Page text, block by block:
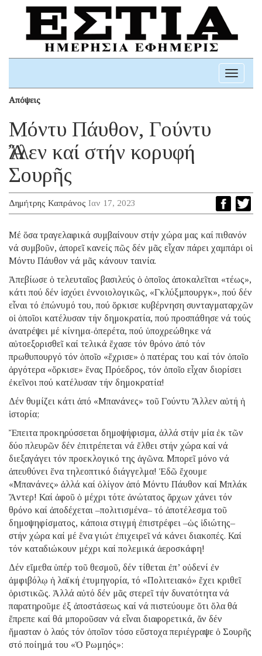
Toggle
Απόψεις
Μόντυ Πάυθον, Γούντυ
Ἄλλεν καί στήν κορυφή
Σουρῆς
Δημήτρης Καπράνος Ιαν 17, 2023
Μέ ὅσα τραγελαφικά συμβαίνουν στήν χώρα μας καί πιθανόν
νά συμβοῦν, ἀπορεῖ κανείς πῶς δέν μᾶς εἶχαν πάρει χαμπάρι οἱ
Μόντυ Πάυθον νά μᾶς κάνουν ταινία.
Ἀπεβίωσε ὁ τελευταῖος βασιλεύς ὁ ὁποῖος ἀποκαλεῖται «τέως»,
κάτι πού δέν ἰσχύει ἐννοιολογικῶς, «Γκλύξμπουργκ», πού δέν
εἶναι τό ἐπώνυμό του, πού ὅρκισε κυβέρνηση συνταγματαρχῶν
οἱ ὁποῖοι κατέλυσαν τήν δημοκρατία, πού προσπάθησε νά τούς
ἀνατρέψει μέ κίνημα-ὀπερέτα, πού ὑποχρεώθηκε νά
αὐτοεξορισθεῖ καί τελικά ἔχασε τόν θρόνο ἀπό τόν
πρωθυπουργό τόν ὁποῖο «ἔχρισε» ὁ πατέρας του καί τόν ὁποῖο
ἀργότερα «ὅρκισε» ἕνας Πρόεδρος, τόν ὁποῖο εἶχαν διορίσει
ἐκεῖνοι πού κατέλυσαν τήν δημοκρατία!
Δέν θυμίζει κάτι ἀπό «Μπανάνες» τοῦ Γούντυ Ἄλλεν αὐτή ἡ
ἱστορία;
Ἔπειτα προκηρύσσεται δημοψήφισμα, ἀλλά στήν μία ἐκ τῶν
δύο πλευρῶν δέν ἐπιτρέπεται νά ἔλθει στήν χώρα καί νά
διεξαγάγει τόν προεκλογικό της ἀγῶνα. Μπορεῖ μόνο νά
ἀπευθύνει ἕνα τηλεοπτικό διάγγελμα! Ἐδῶ ἔχουμε
«Μπανάνες» ἀλλά καί ὀλίγον ἀπό Μόντυ Πάυθον καί Μπλάκ
Ἄντερ! Καί ἀφοῦ ὁ μέχρι τότε ἀνώτατος ἄρχων χάνει τόν
θρόνο καί ἀποδέχεται –πολιτισμένα– τό ἀποτέλεσμα τοῦ
δημοψηφίσματος, κάποια στιγμή ἐπιστρέφει –ὡς ἰδιώτης–
στήν χώρα καί μέ ἕνα γιώτ ἐπιχειρεῖ νά κάνει διακοπές. Καί
τόν καταδιώκουν μέχρι καί πολεμικά ἀεροσκάφη!
Δέν εἴμεθα ὑπέρ τοῦ θεσμοῦ, δέν τίθεται ἐπ’ οὐδενί ἐν
ἀμφιβόλῳ ἡ λαϊκή ἐτυμηγορία, τό «Πολιτειακό» ἔχει κριθεῖ
ὁριστικῶς. Ἀλλά αὐτό δέν μᾶς στερεῖ τήν δυνατότητα νά
παρατηροῦμε ἐξ ἀποστάσεως καί νά πιστεύουμε ὅτι ὅλα θά
ἔπρεπε καί θά μποροῦσαν νά εἶναι διαφορετικά, ἄν δέν
ἤμασταν ὁ λαός τόν ὁποῖον τόσο εὔστοχα περιέγραψε ὁ Σουρῆς
στό ποίημά του «Ὁ Ρωμηός»: